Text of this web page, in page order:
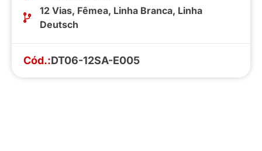
12 Vias, Fêmea, Linha Branca, Linha
Deutsch
Cód.:DT06-12SA-E005